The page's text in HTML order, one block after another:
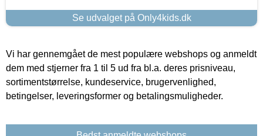
Se udvalget på Only4kids.dk
Vi har gennemgået de mest populære webshops og anmeldt
dem med stjerner fra 1 til 5 ud fra bl.a. deres prisniveau,
sortimentstørrelse, kundeservice, brugervenlighed,
betingelser, leveringsformer og betalingsmuligheder.